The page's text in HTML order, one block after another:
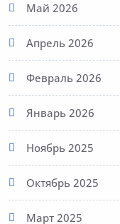
Май 2026
Апрель 2026
Февраль 2026
Январь 2026
Ноябрь 2025
Октябрь 2025
Март 2025